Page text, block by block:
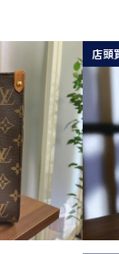
店頭